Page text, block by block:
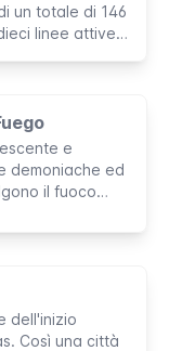
un totale di 146
linee attive.
in città.
e
demoniache ed
il fuoco
Cremà delle
dell'inizio
Così una città